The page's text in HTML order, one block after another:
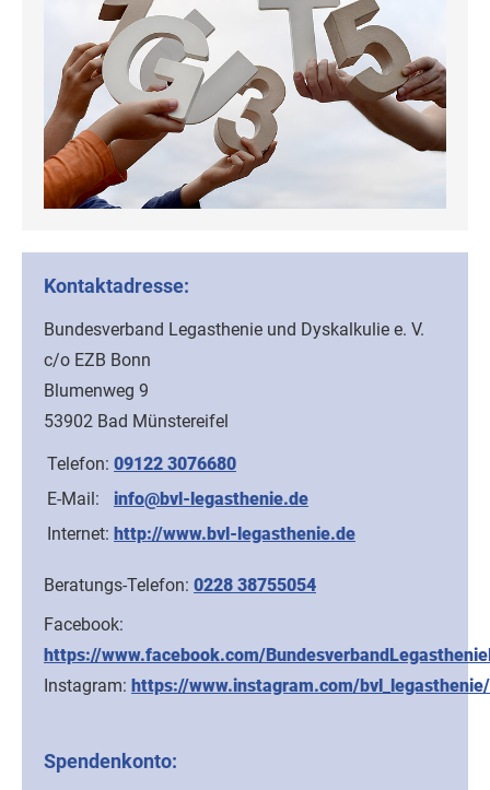
Kontaktadresse:
Bundesverband Legasthenie und Dyskalkulie e. V.
c/o EZB Bonn
Blumenweg 9
53902 Bad Münstereifel
Telefon: 09122 3076680
E-Mail:
info@bvl-legasthenie.de
Internet: http://www.bvl-legasthenie.de
Beratungs-Telefon: 0228 38755054
Facebook:
https://www.facebook.com/
Instagram: https://www.instagram.com/bvl_legasthenie/
Spendenkonto: